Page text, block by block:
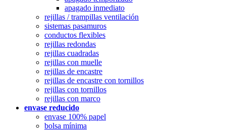
apagado inmediato
rejillas / trampillas ventilación
sistemas pasamuros
conductos flexibles
rejillas redondas
rejillas cuadradas
rejillas con muelle
rejillas de encastre
rejillas de encastre con tornillos
rejillas con tornillos
rejillas con marco
envase reducido
envase 100% papel
bolsa mínima